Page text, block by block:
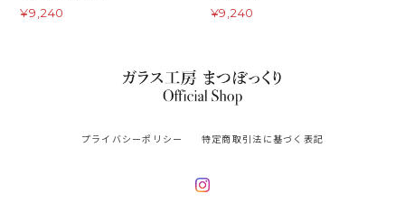
¥9,240 ¥9,240
プライバシーポリシー 特定商取引法に基づく表記